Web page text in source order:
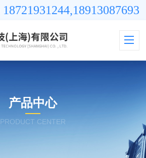
18721931244,18913087693
产品中心
PRODUCT CENTER